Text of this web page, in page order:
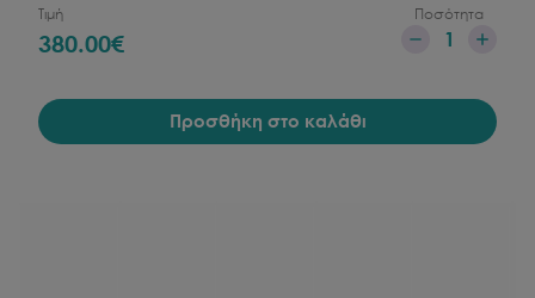
Τιμή
380.00€
Ποσότητα
1
Προσθήκη στο καλάθι